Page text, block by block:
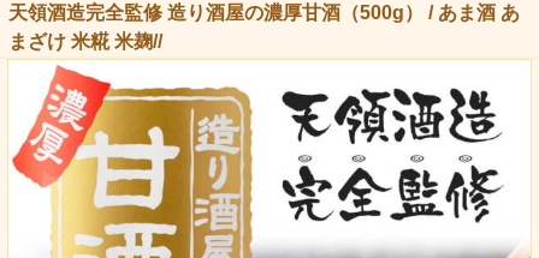
天領酒造完全監修 造り酒屋の濃厚甘酒（500g） / あま酒 あ
まざけ 米糀 米麹//